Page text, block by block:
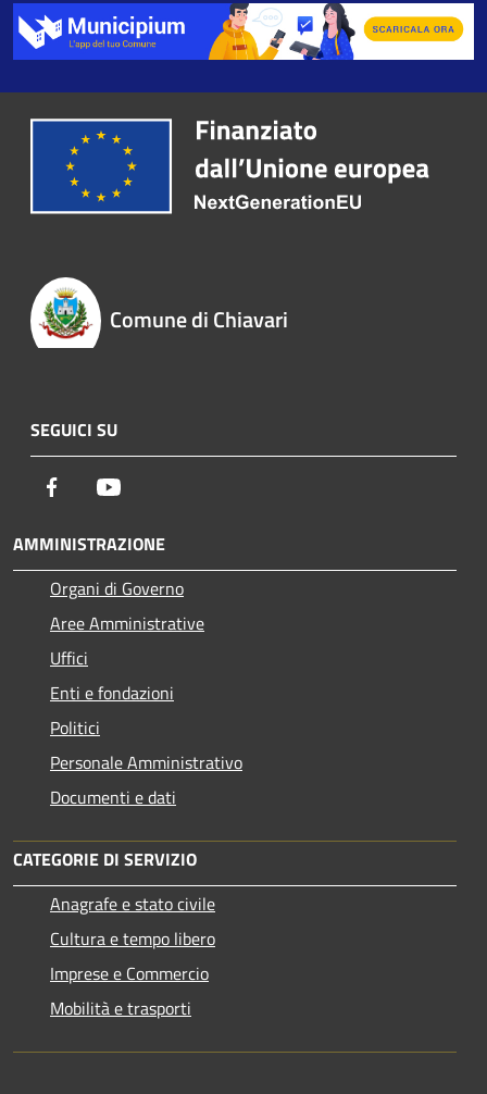
Comune di Chiavari
SEGUICI SU
Facebook
AMMINISTRAZIONE
Organi di Governo
Aree Amministrative
Uffici
Enti e fondazioni
Politici
Personale Amministrativo
Documenti e dati
CATEGORIE DI SERVIZIO
Anagrafe e stato civile
Cultura e tempo libero
Imprese e Commercio
Mobilità e trasporti